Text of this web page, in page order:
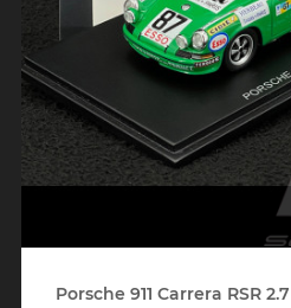
Porsche 911 Carrera RSR